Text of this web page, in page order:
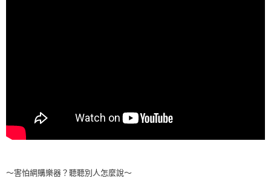
～害怕網購樂器？聽聽別人怎麼說～